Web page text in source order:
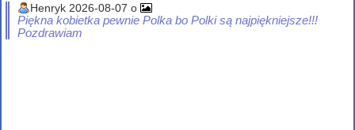
Henryk 2026-08-07 o
Piękna kobietka pewnie Polka bo Polki są najpiękniejsze!!!
Pozdrawiam